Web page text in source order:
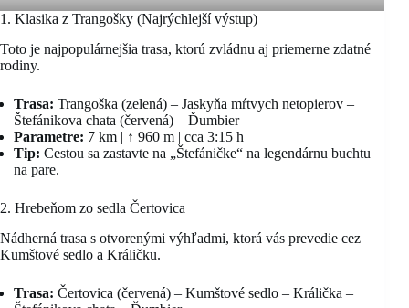
1. Klasika z Trangošky (Najrýchlejší výstup)
Toto je najpopulárnejšia trasa, ktorú zvládnu aj priemerne zdatné
rodiny.
Trasa: Trangoška (zelená) – Jaskyňa mŕtvych netopierov –
Štefánikova chata (červená) – Ďumbier
Parametre: 7 km | ↑ 960 m | cca 3:15 h
Tip: Cestou sa zastavte na „Štefáničke“ na legendárnu buchtu
na pare.
2. Hrebeňom zo sedla Čertovica
Nádherná trasa s otvorenými výhľadmi, ktorá vás prevedie cez
Kumštové sedlo a Králičku.
Trasa: Čertovica (červená) – Kumštové sedlo – Králička –